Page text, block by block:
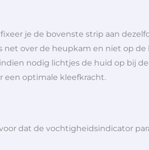
je de bovenste strip aan
net over de heupkam en niet op de
nodig lichtjes de huid op bij
een optimale kleefkracht.
dat de vochtigheidsindicator